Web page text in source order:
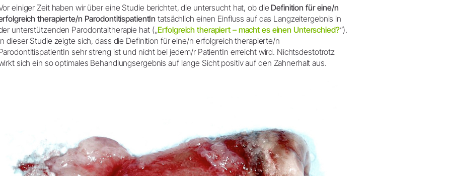
Zubehör
Systemübersicht
W&H AIMS
Dentallabor Shop
Entsorgungsrichtlinien
einiger Zeit haben wir über eine Studie berichtet, die untersucht hat, ob die Definition für eine/n
therapierte/n ParodontitispatientIn tatsächlich einen Einfluss auf das Langzeitergebnis in
unterstützenden Parodontaltherapie hat („Erfolgreich therapiert – macht es einen Unterschied?“).
dieser Studie zeigte sich, dass die Definition für eine/n erfolgreich therapierte/n
sehr streng ist und nicht bei jedem/r PatientIn erreicht wird. Nichtsdestotrotz
sich ein so optimales Behandlungsergebnis auf lange Sicht positiv auf den Zahnerhalt aus.